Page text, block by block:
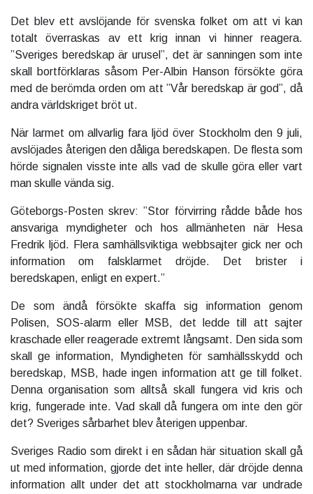
Det blev ett avslöjande för svenska folket om att vi kan
totalt överraskas av ett krig innan vi hinner reagera.
”Sveriges beredskap är urusel”, det är sanningen som inte
skall bortförklaras såsom Per-Albin Hanson försökte göra
med de berömda orden om att ”Vår beredskap är god”, då
andra världskriget bröt ut.
När larmet om allvarlig fara ljöd över Stockholm den 9 juli,
avslöjades återigen den dåliga beredskapen. De flesta som
hörde signalen visste inte alls vad de skulle göra eller vart
man skulle vända sig.
Göteborgs-Posten skrev: ”Stor förvirring rådde både hos
ansvariga myndigheter och hos allmänheten när Hesa
Fredrik ljöd. Flera samhällsviktiga webbsajter gick ner och
information om falsklarmet dröjde. Det brister i
beredskapen, enligt en expert.”
De som ändå försökte skaffa sig information genom
Polisen, SOS-alarm eller MSB, det ledde till att sajter
kraschade eller reagerade extremt långsamt. Den sida som
skall ge information, Myndigheten för samhällsskydd och
beredskap, MSB, hade ingen information att ge till folket.
Denna organisation som alltså skall fungera vid kris och
krig, fungerade inte. Vad skall då fungera om inte den gör
det? Sveriges sårbarhet blev återigen uppenbar.
Sveriges Radio som direkt i en sådan här situation skall gå
ut med information, gjorde det inte heller, där dröjde denna
information allt under det att stockholmarna var undrade